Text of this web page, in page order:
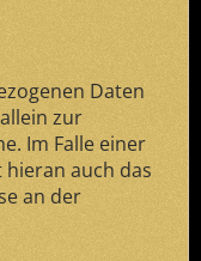
Daten
zur
Im Falle einer
auch das
an der